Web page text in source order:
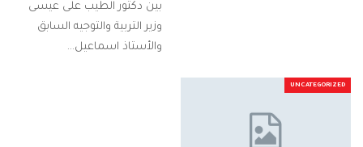
بين دكتور الطيب على عيسى
وزير التربية والتوجيه السابق
والأستاذ اسماعيل…
UNCATEGORIZED